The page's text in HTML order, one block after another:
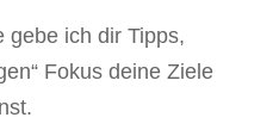
gebe ich dir Tipps,
Fokus deine Ziele